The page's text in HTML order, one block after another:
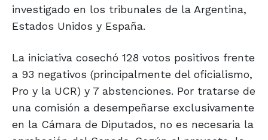
investigado en los tribunales de la Argentina,
Estados Unidos y España.
La iniciativa cosechó 128 votos positivos frente
a 93 negativos (principalmente del oficialismo,
Pro y la UCR) y 7 abstenciones. Por tratarse de
una comisión a desempeñarse exclusivamente
en la Cámara de Diputados, no es necesaria la